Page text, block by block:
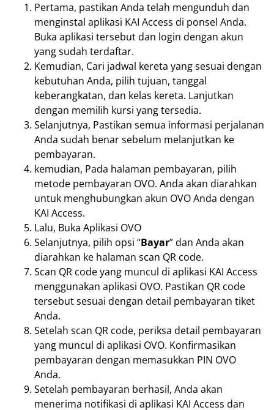
Pertama, pastikan Anda telah mengunduh dan
menginstal aplikasi KAI Access di ponsel Anda.
Buka aplikasi tersebut dan login dengan akun
yang sudah terdaftar.
Kemudian, Cari jadwal kereta yang sesuai dengan
kebutuhan Anda, pilih tujuan, tanggal
keberangkatan, dan kelas kereta. Lanjutkan
dengan memilih kursi yang tersedia.
Selanjutnya, Pastikan semua informasi perjalanan
Anda sudah benar sebelum melanjutkan ke
pembayaran.
kemudian, Pada halaman pembayaran, pilih
metode pembayaran OVO. Anda akan diarahkan
untuk menghubungkan akun OVO Anda dengan
KAI Access.
Lalu, Buka Aplikasi OVO
Selanjutnya, pilih opsi “Bayar” dan Anda akan
diarahkan ke halaman scan QR code.
Scan QR code yang muncul di aplikasi KAI Access
menggunakan aplikasi OVO. Pastikan QR code
tersebut sesuai dengan detail pembayaran tiket
Anda.
Setelah scan QR code, periksa detail pembayaran
yang muncul di aplikasi OVO. Konfirmasikan
pembayaran dengan memasukkan PIN OVO
Anda.
Setelah pembayaran berhasil, Anda akan
menerima notifikasi di aplikasi KAI Access dan